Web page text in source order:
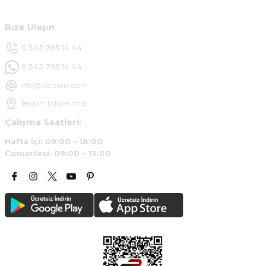
Bize Ulaşın
0 542 795 14 44
0 542 795 14 44
info@parcario.com
İletişim Bilgilerimiz
Çalışma Saatleri:
Hafta İçi: 09:00 – 18:00
Cumartesi: 09:00 – 13:00